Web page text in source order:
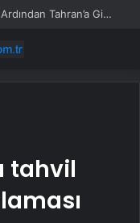
Irak Başbakanı Zeydi, Washington’ın Ardından Tahran’a Gidiyor
tahvil